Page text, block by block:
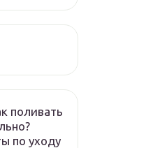
поливать
по уходу